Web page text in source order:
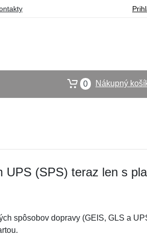
0 Nákupný
UPS (SPS) teraz len s
spôsobov dopravy (GEIS, GLS a